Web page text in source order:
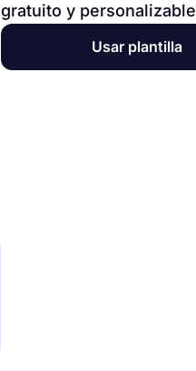
gratuito y personalizable
Usar plantilla